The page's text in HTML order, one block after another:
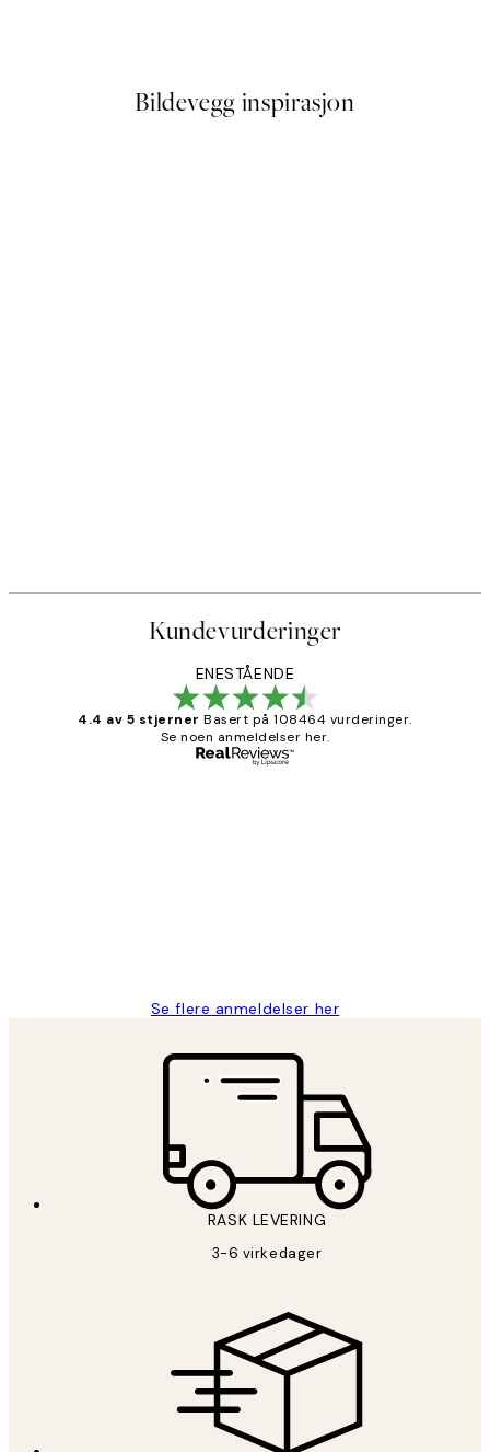
Bildevegg inspirasjon
Kundevurderinger
ENESTÅENDE
4.4 av 5 stjerner Basert på 108464 vurderinger.
Se noen anmeldelser her.
Se flere anmeldelser her
RASK LEVERING
3-6 virkedager